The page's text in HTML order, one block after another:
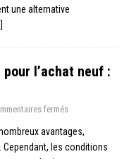
une alternative
l’achat neuf :
fermés
avantages,
les conditions